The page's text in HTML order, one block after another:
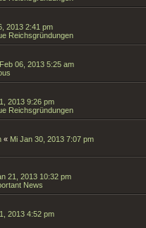
2013 2:41 pm
Reichsgründungen
06, 2013 5:25 am
2013 9:26 pm
Reichsgründungen
« Mi Jan 30, 2013 7:07 pm
21, 2013 10:32 pm
News
2013 4:52 pm